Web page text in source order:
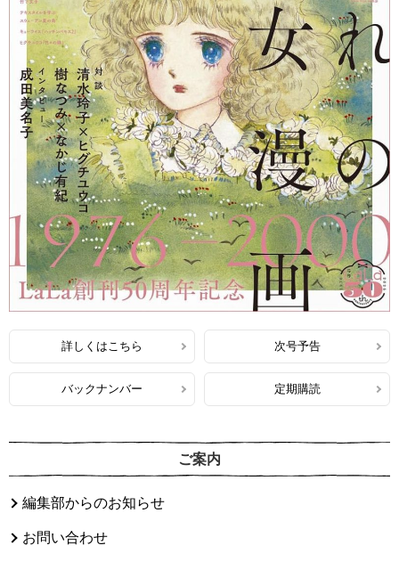
詳しくはこちら 次号予告
バックナンバー 定期購読
ご案内
編集部からのお知らせ
お問い合わせ